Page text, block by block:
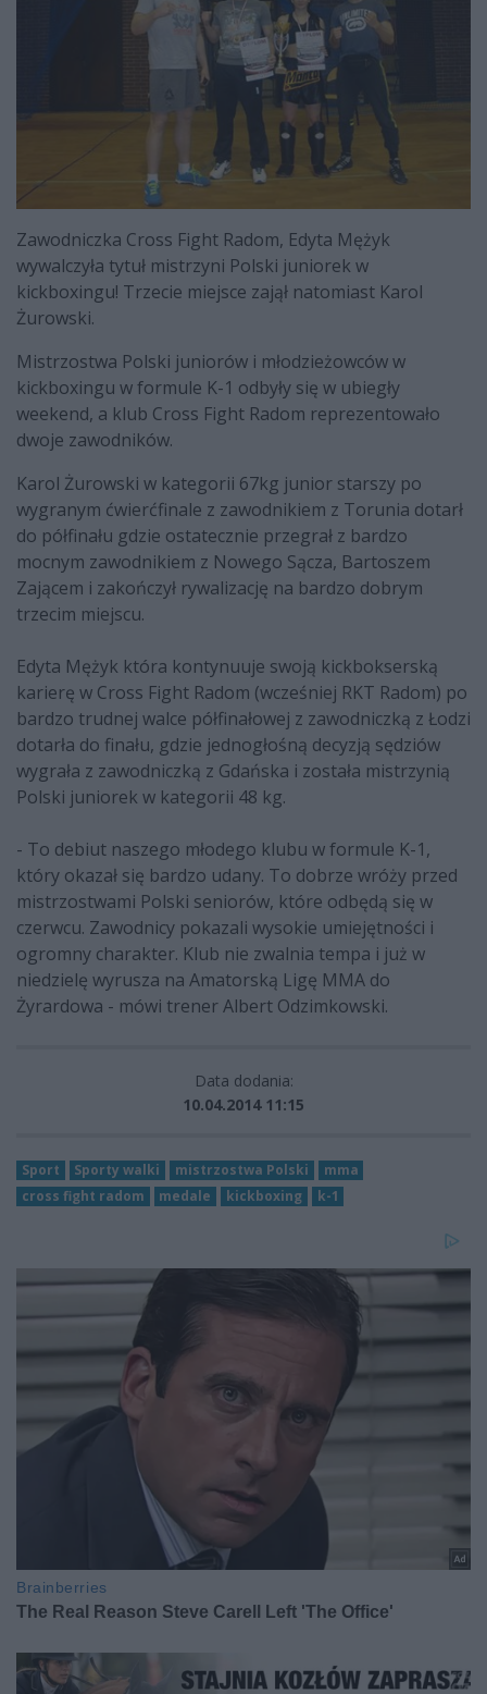
Zawodniczka Cross Fight Radom, Edyta Mężyk
wywalczyła tytuł mistrzyni Polski juniorek w
kickboxingu! Trzecie miejsce zajął natomiast Karol
Żurowski.
Mistrzostwa Polski juniorów i młodzieżowców w
kickboxingu w formule K-1 odbyły się w ubiegły
weekend, a klub Cross Fight Radom reprezentowało
dwoje zawodników.
Karol Żurowski w kategorii 67kg junior starszy po
wygranym ćwierćfinale z zawodnikiem z Torunia dotarł
do półfinału gdzie ostatecznie przegrał z bardzo
mocnym zawodnikiem z Nowego Sącza, Bartoszem
Zającem i zakończył rywalizację na bardzo dobrym
trzecim miejscu.
Edyta Mężyk która kontynuuje swoją kickbokserską
karierę w Cross Fight Radom (wcześniej RKT Radom) po
bardzo trudnej walce półfinałowej z zawodniczką z Łodzi
dotarła do finału, gdzie jednogłośną decyzją sędziów
wygrała z zawodniczką z Gdańska i została mistrzynią
Polski juniorek w kategorii 48 kg.
- To debiut naszego młodego klubu w formule K-1,
który okazał się bardzo udany. To dobrze wróży przed
mistrzostwami Polski seniorów, które odbędą się w
czerwcu. Zawodnicy pokazali wysokie umiejętności i
ogromny charakter. Klub nie zwalnia tempa i już w
niedzielę wyrusza na Amatorską Ligę MMA do
Żyrardowa - mówi trener Albert Odzimkowski.
Data dodania:
10.04.2014 11:15
Sport Sporty walki mistrzostwa Polski
mma
cross fight radom
medale kickboxing k-1